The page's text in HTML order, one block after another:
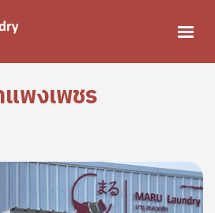
พงเพชร